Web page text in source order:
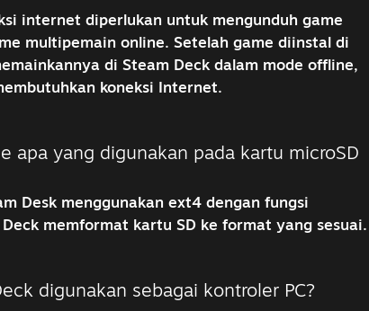
internet diperlukan untuk mengunduh game
multipemain online. Setelah game diinstal di
di Steam Deck dalam mode offline,
koneksi Internet.
apa yang digunakan pada kartu microSD
Desk menggunakan ext4 dengan fungsi
memformat kartu SD ke format yang sesuai.
digunakan sebagai kontroler PC?